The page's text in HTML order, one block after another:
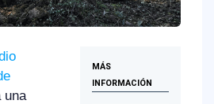
MÁS
INFORMACIÓN
una